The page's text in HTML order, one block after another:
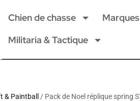
Chien de chasse
Marques
Militaria & Tactique
& Paintball
/ Pack de Noel réplique spring